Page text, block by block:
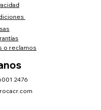
o reclamos
2476